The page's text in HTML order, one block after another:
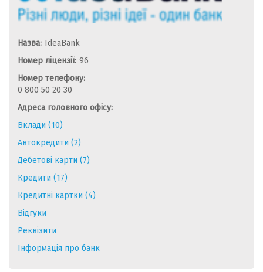
Назва: IdeaBank
Номер ліцензії: 96
Номер телефону:
0 800 50 20 30
Адреса головного офісу:
Вклади (10)
Автокредити (2)
Дебетові карти (7)
Кредити (17)
Кредитні картки (4)
Відгуки
Реквізити
Інформація про банк